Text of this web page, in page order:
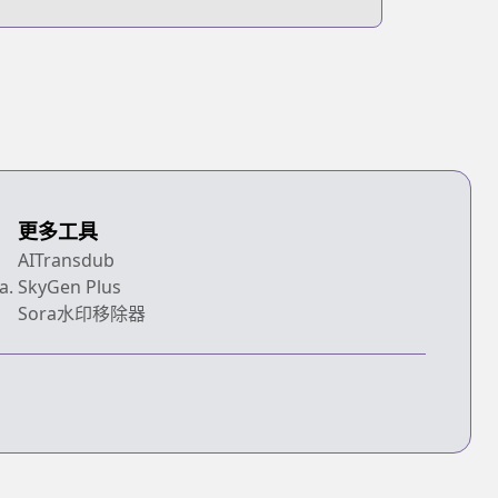
更多工具
AITransdub
SkyGen Plus
Sora水印移除器